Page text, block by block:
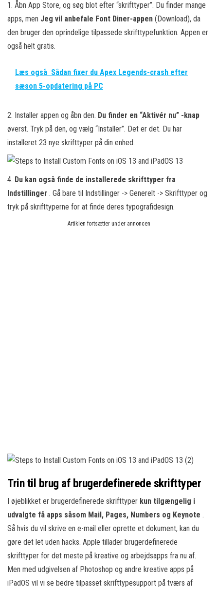
1. Åbn App Store, og søg blot efter “skrifttyper”. Du finder mange
apps, men Jeg vil anbefale Font Diner-appen (Download), da
den bruger den oprindelige tilpassede skrifttypefunktion. Appen er
også helt gratis.
Læs også Sådan fixer du Apex Legends-crash efter
sæson 5-opdatering på PC
2. Installer appen og åbn den. Du finder en “Aktivér nu” -knap
øverst. Tryk på den, og vælg “Installer”. Det er det. Du har
installeret 23 nye skrifttyper på din enhed.
4. Du kan også finde de installerede skrifttyper fra
Indstillinger . Gå bare til Indstillinger -> Generelt -> Skrifttyper og
tryk på skrifttyperne for at finde deres typografidesign.
Artiklen fortsætter under annoncen
Trin til brug af brugerdefinerede skrifttyper
I øjeblikket er brugerdefinerede skrifttyper kun tilgængelig i
udvalgte få apps såsom Mail, Pages, Numbers og Keynote .
Så hvis du vil skrive en e-mail eller oprette et dokument, kan du
gøre det let uden hacks. Apple tillader brugerdefinerede
skrifttyper for det meste på kreative og arbejdsapps fra nu af.
Men med udgivelsen af Photoshop og andre kreative apps på
iPadOS vil vi se bedre tilpasset skrifttypesupport på tværs af